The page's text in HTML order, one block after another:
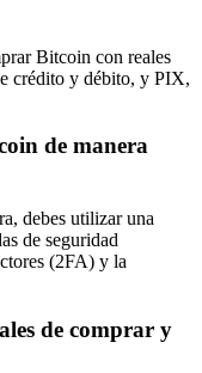
Bitcoin con reales
crédito y débito, y PIX,
de manera
debes utilizar una
de seguridad
(2FA) y la
de comprar y